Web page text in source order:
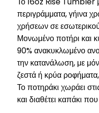
περιγράμματα, γήινα
χρήσεων σε
Μονωμένο ποτήρι και
90% ανακυκλωμένο
την κατανάλωση, με
ζεστά ή κρύα ροφήματα,
Το ποτηράκι χωράει
και διαθέτει καπάκι